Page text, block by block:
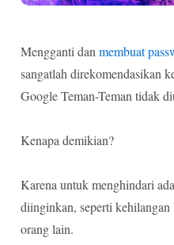
Mengganti danmembuat
sangatlah direkomendasikan
Google Teman-Teman tidak
Kenapa demikian?
Karena untuk menghindari
diinginkan, seperti
orang lain.